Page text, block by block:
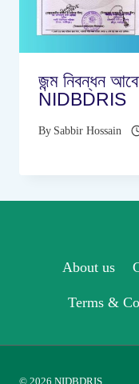
জন্ম নিবন্ধন
NIDBDRIS
By Sabbir Hossain
About us
Terms &
© 2026 NIDBDRIS